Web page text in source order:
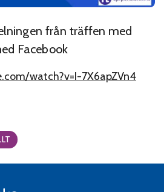
från träffen med
Facebook
watch?v=I-7X6apZVn4